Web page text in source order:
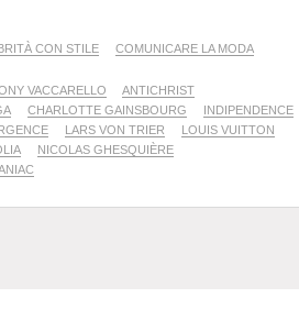
CON STILE COMUNICARE LA MODA
VACCARELLO
ANTICHRIST
CHARLOTTE GAINSBOURG
INDIPENDENCE
LARS VON TRIER
LOUIS VUITTON
NICOLAS GHESQUIÈRE